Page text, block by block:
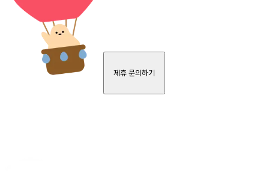
제휴 문의하기